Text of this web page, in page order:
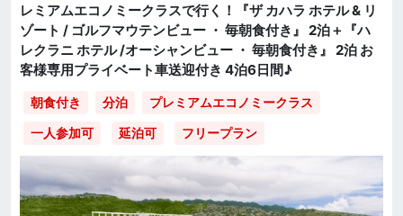
レミアムエコノミークラスで行く！『ザ カハラ ホテル & リ
ゾート / ゴルフマウテンビュー ・ 毎朝食付き』 2泊＋『ハ
レクラニ ホテル /オーシャンビュー ・ 毎朝食付き』 2泊 お
客様専用プライベート車送迎付き 4泊6日間♪
朝食付き 分泊
プレミアムエコノミークラス
一人参加可
延泊可 フリープラン